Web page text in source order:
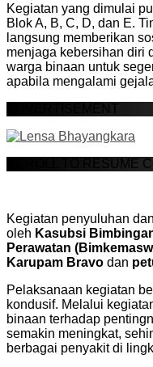
Kegiatan yang dimulai
Blok A, B, C, D, dan E.
langsung memberikan
menjaga kebersihan diri
warga binaan untuk
apabila mengalami
ADVERTISEMENT
SCROLL TO RESUME
Kegiatan penyuluhan
oleh Kasubsi
Perawatan
Karupam Bravo dan
Pelaksanaan kegiatan
kondusif. Melalui
binaan terhadap
semakin meningkat,
berbagai penyakit di